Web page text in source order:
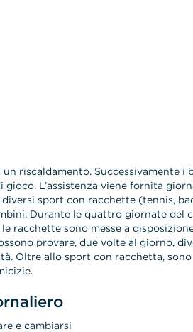
un riscaldamento. Successivamente
L’assistenza viene fornita
sport con racchette (tennis,
Durante le quattro giornate del
racchette sono messe a
provare, due volte al giorno,
Oltre allo sport con racchetta,
e cambiarsi